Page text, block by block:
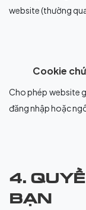
website (thường
Cookie
Cho phép website
đăng nhập hoặc
4.
BẠN